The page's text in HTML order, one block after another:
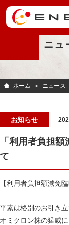
ニュ
ホーム ニュース
お知らせ
「利用者負担
て
【利用者負担額減免
平素は格別のお引き
オミクロン株の猛威